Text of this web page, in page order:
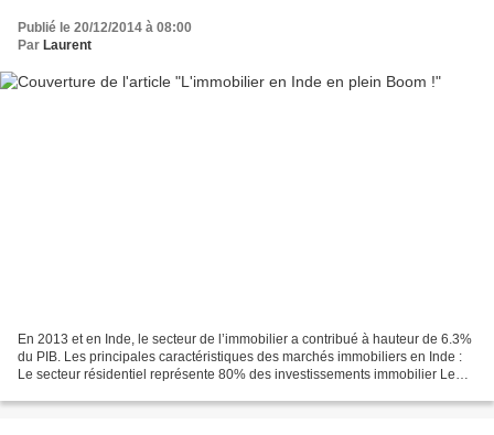
Publié le 20/12/2014 à 08:00
Par Laurent
En 2013 et en Inde, le secteur de l’immobilier a contribué à hauteur de 6.3%
du PIB. Les principales caractéristiques des marchés immobiliers en Inde :
Le secteur résidentiel représente 80% des investissements immobilier Le